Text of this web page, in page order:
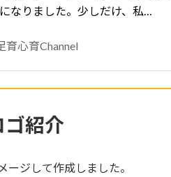
なりました。少しだけ、私…
育心育Channel
ゴ紹介
ージして作成しました。